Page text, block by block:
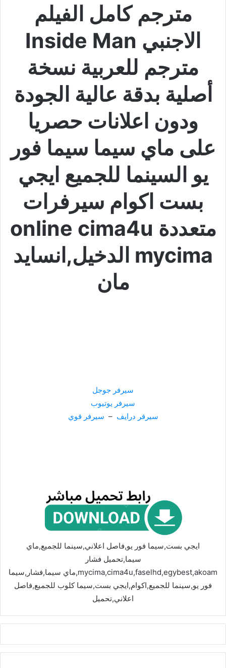
مترجم كامل الفيلم
الاجنبي Inside Man
مترجم للعربية نسخة
أصلية بدقة عالية الجودة
ودون اعلانات حصريا
على ماي سيما سيما فور
يو السينما للجميع ايجي
بست اكوام سيرفرات
متعددة online cima4u
mycima الدخيل,انسايد
مان
سيرفر جوجل
سيرفر يوتيوب
سيرفر درايف – سيرفر قوي
ايجي بست,سيما فور يو,فاصل اعلاني,سينما للجميع,ماي
سيما,تحميل فشار
mycima,cima4u,faselhd,egybest,akoam,ماي سيما,فشار,سيما
فور يو,سينما للجميع,اكوام,ايجي بست,سيما كلوب للجميع,فاصل
اعلاني,تحميل